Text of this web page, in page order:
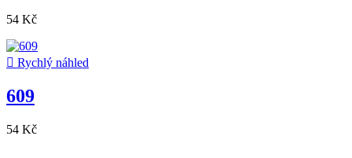
54 Kč
 Rychlý náhled
609
54 Kč